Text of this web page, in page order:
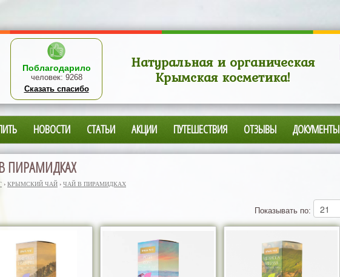
Поблагодарило
человек: 9268
Сказать спасибо
Натуральная и органическая
Крымская косметика!
НОВОСТИ СТАТЬИ АКЦИИ ПУТЕШЕСТВИЯ ОТЗЫВЫ ДОКУМЕНТЫ
ПИРАМИДКАХ
› КРЫМСКИЙ ЧАЙ › ЧАЙ В ПИРАМИДКАХ
Показывать по: